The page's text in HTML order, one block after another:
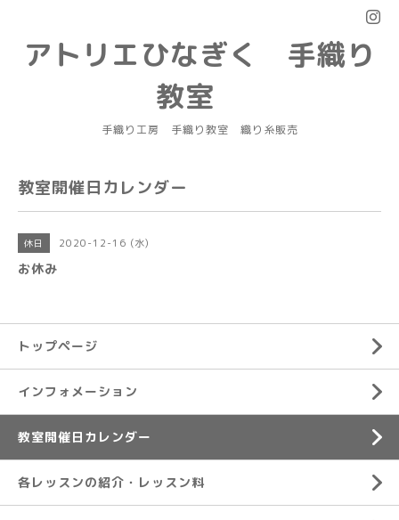
アトリエひなぎく 手織り
教室
手織り工房 手織り教室 織り糸販売
教室開催日カレンダー
休日 2020-12-16 (水)
お休み
トップページ
インフォメーション
教室開催日カレンダー
各レッスンの紹介・レッスン料